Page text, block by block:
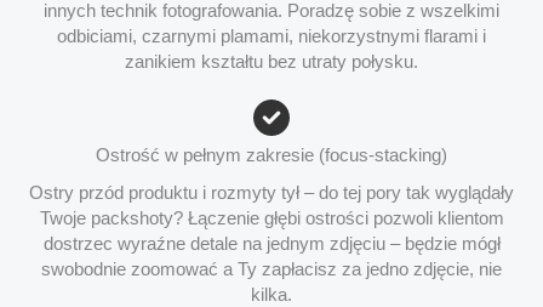
innych technik fotografowania. Poradzę sobie z wszelkimi
odbiciami, czarnymi plamami, niekorzystnymi flarami i
zanikiem kształtu bez utraty połysku.
Ostrość w pełnym zakresie (focus-stacking)
Ostry przód produktu i rozmyty tył – do tej pory tak wyglądały
Twoje packshoty? Łączenie głębi ostrości pozwoli klientom
dostrzec wyraźne detale na jednym zdjęciu – będzie mógł
swobodnie zoomować a Ty zapłacisz za jedno zdjęcie, nie
kilka.